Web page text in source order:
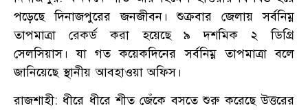
পড়েছে দিনাজপুরের জনজীবন। শুক্রবার জেলায় সর্বনিম্ন
তাপমাত্রা রেকর্ড করা হয়েছে ৯ দশমিক ২ ডিগ্রি
সেলসিয়াস। যা গত কয়েকদিনের সর্বনিম্ন তাপমাত্রা বলে
জানিয়েছে স্থানীয় আবহাওয়া অফিস।
রাজশাহী: ধীরে ধীরে শীত জেঁকে বসতে শুরু করেছে উত্তরের